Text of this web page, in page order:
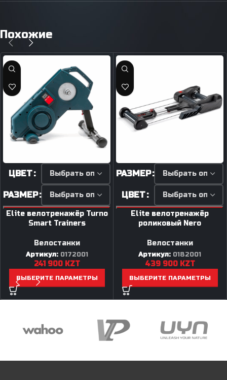
Похожие
ЦВЕТ
РАЗМЕР
Elite велотренажёр Turno
Smart Trainers
Велостанки
Артикул: 0172001
241 900 KZT
ВЫБЕРИТЕ ПАРАМЕТРЫ
РАЗМЕР
ЦВЕТ
Elite велотренажёр
роликовый Nero
Велостанки
Артикул: 0182001
439 900 KZT
ВЫБЕРИТЕ ПАРАМЕТРЫ